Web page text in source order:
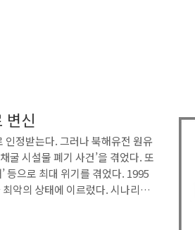
변신
정받는다. 그러나 북해유전 원유
굴 시설물 폐기 사건’을 겪었다. 또
등으로 최대 위기를 겪었다. 1995
악의 상태에 이르렀다. 시나리오
덕 기업을 발표하면서 쉘을 1위로
. 쉘은 회사 이름처럼 1833년 영